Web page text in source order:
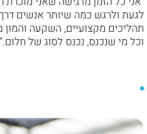
לגעת ולרגש כמה שיותר אנשים
תהליכים מקצועיים, השקעה
וכל מי שנכנס, נכנס לסוג של חלום."